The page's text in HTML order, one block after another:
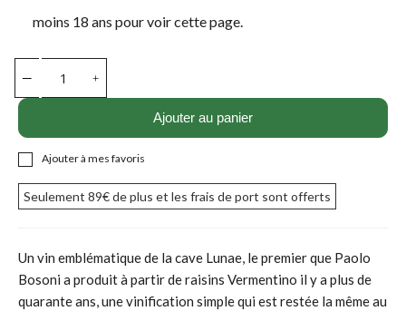
moins 18 ans pour voir cette page.
Ajouter au panier
Ajouter à mes favoris
Seulement 89€de plus et les frais de port sont offerts
Un vin emblématique de la cave Lunae, le premier que Paolo
Bosoni a produit à partir de raisins Vermentino il y a plus de
quarante ans, une vinification simple qui est restée la même au